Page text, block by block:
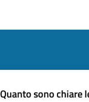
Quanto sono chiare